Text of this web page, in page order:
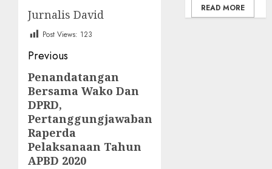
Jurnalis David
Post Views: 123
Post
navigation
Previous
Previous
post:
Penandatangan
Bersama Wako Dan
DPRD,
Pertanggungjawaban
Raperda
Pelaksanaan Tahun
APBD 2020
READ MORE